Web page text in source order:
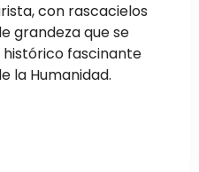
con rascacielos
grandeza que se
fascinante
la Humanidad.